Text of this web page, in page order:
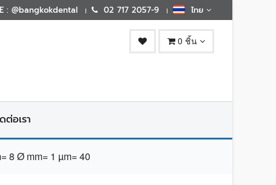
: @bangkokdental 02 717 2057-9 ไทย
0 ชิ้น
ต่อเรา
8 Ø mm= 1 µm= 40